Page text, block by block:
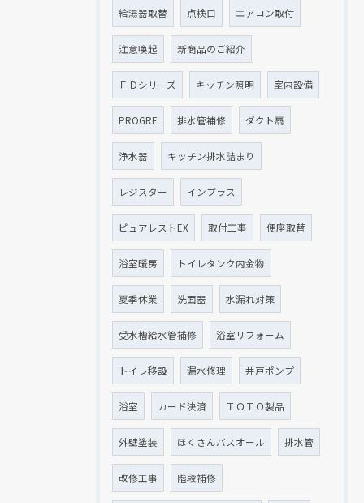
給湯器取替 点検口 エアコン取付
注意喚起 新商品のご紹介
ＦＤシリーズ キッチン照明 室内設備
PROGRE 排水管補修 ダクト扇
浄水器 キッチン排水詰まり
レジスター インプラス
ピュアレストEX 取付工事 便座取替
浴室暖房 トイレタンク内金物
夏季休業 洗面器 水漏れ対策
受水槽給水管補修 浴室リフォーム
トイレ移設 漏水修理 井戸ポンプ
浴室 カード決済 ＴＯＴＯ製品
外壁塗装 ほくさんバスオール 排水管
改修工事 階段補修